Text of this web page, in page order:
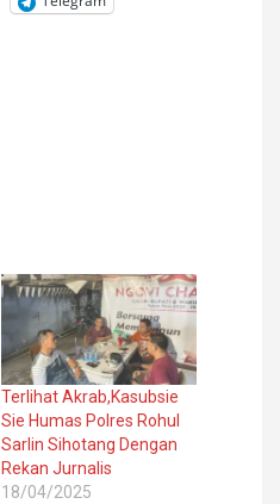
Terlihat Akrab,Kasubsie
Sie Humas Polres Rohul
Sarlin Sihotang Dengan
Rekan Jurnalis
18/04/2025